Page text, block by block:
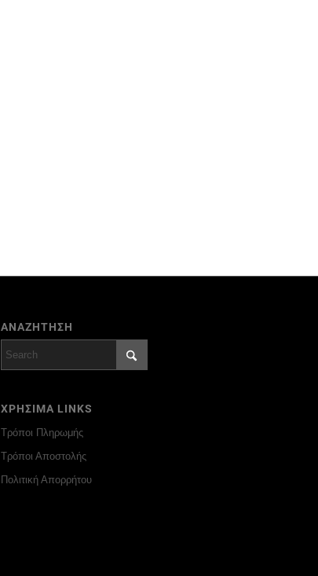
ΑΝΑΖΗΤΗΣΗ
ΧΡΗΣΙΜΑ LINKS
Τρόποι Πληρωμής
Τρόποι Αποστολής
Πολιτική Απορρήτου